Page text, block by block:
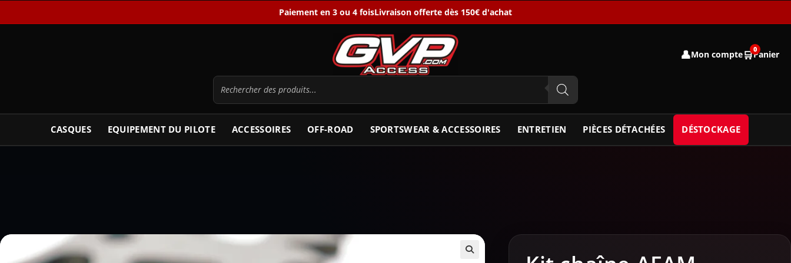
Paiement en 3 ou 4 foisLivraison offerte dès 150€ d'achat
👤Mon compte🛒0
Panier
CASQUES EQUIPEMENT DU PILOTE ACCESSOIRES OFF-ROAD SPORTSWEAR & ACCESSOIRES ENTRETIEN PIÈCES DÉTACHÉES DÉSTOCKAGE